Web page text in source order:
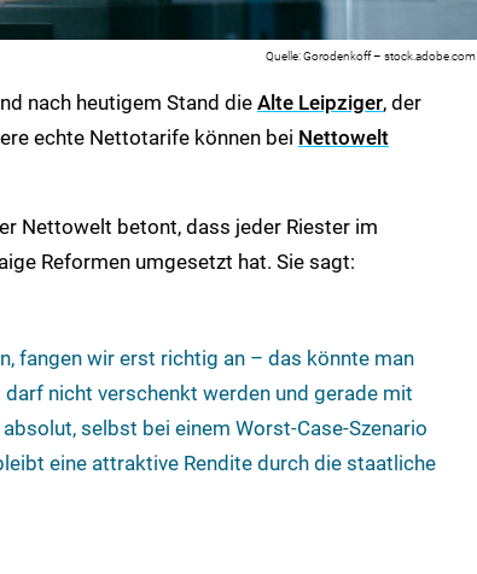
Gorodenkoff – stock.adobe.com
nach heutigem Stand die Alte Leipziger, der
echte Nettotarife können bei Nettowelt
Nettowelt betont, dass jeder Riester im
Reformen umgesetzt hat. Sie sagt:
fangen wir erst richtig an – das könnte man
nicht verschenkt werden und gerade mit
selbst bei einem Worst-Case-Szenario
eine attraktive Rendite durch die staatliche